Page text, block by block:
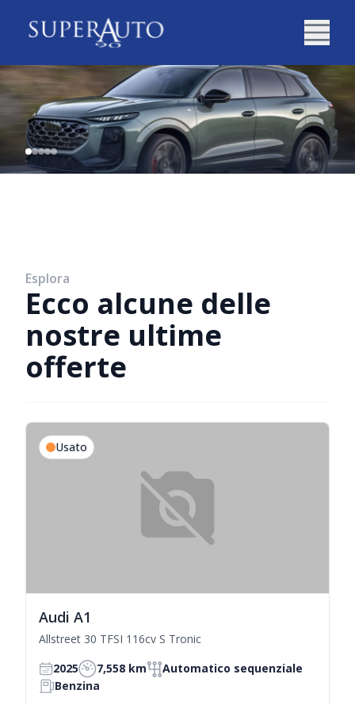
Esplora
Ecco alcune delle
nostre ultime
offerte
Usato
Audi A1
Allstreet 30 TFSI 116cv S Tronic
2025
7,558 km
Automatico sequenziale
Benzina